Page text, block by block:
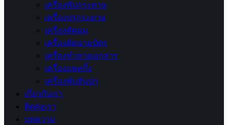
เครื่องพับกระดาษ
เครื่องปรุกระดาษ
เครื่องตัดมุม
เครื่องตัดนามบัตร
เครื่องทำลายเอกสาร
เครื่องแพคกิ้ง
เครื่องพับสันปก
เกี่ยวกับเรา
ติดต่อเรา
บทความ